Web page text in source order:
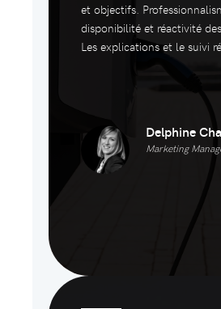
et objectifs.
disponibilité et réactivité
Les explications et le suivi
Delphine
Marketing